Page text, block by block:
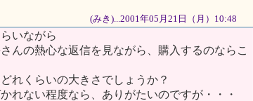
(みき)...2001年05月21日（月）10:48
いながら
んの熱心な返信を見ながら、購入するのならこ
れくらいの大きさでしょうか？
れない程度なら、ありがたいのですが・・・